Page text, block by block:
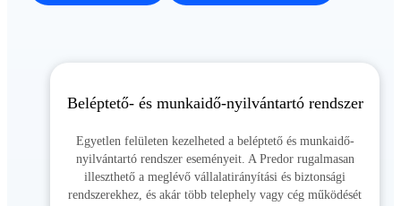
Beléptető- és munkaidő-nyilvántartó rendszer
Egyetlen felületen kezelheted a beléptető és munkaidő-
nyilvántartó rendszer eseményeit. A Predor rugalmasan
illeszthető a meglévő vállalatirányítási és biztonsági
rendszerekhez, és akár több telephely vagy cég működését